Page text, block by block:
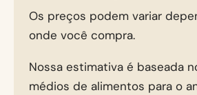
Os preços podem variar dependendo de
onde você compra.
Nossa estimativa é baseada nos preços
médios de alimentos para o